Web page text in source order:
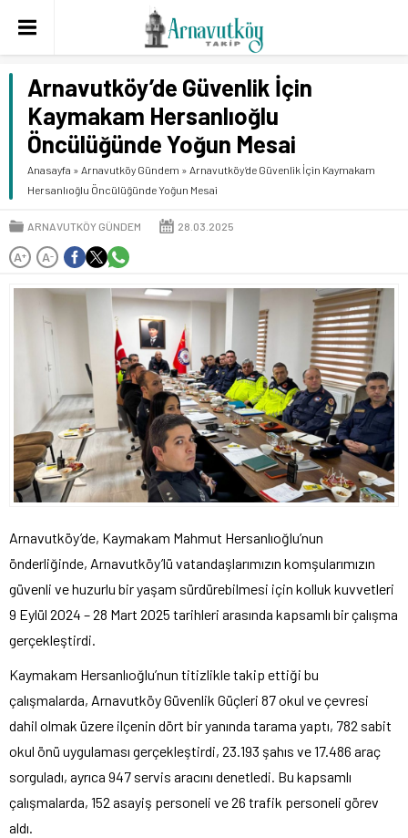
Arnavutköy’de Güvenlik İçin
Kaymakam Hersanlıoğlu
Öncülüğünde Yoğun Mesai
Anasayfa » Arnavutköy Gündem » Arnavutköy’de Güvenlik İçin Kaymakam
Hersanlıoğlu Öncülüğünde Yoğun Mesai
ARNAVUTKÖY GÜNDEM 28.03.2025
A+ A-
Arnavutköy’de, Kaymakam Mahmut Hersanlıoğlu’nun
önderliğinde, Arnavutköy’lü vatandaşlarımızın komşularımızın
güvenli ve huzurlu bir yaşam sürdürebilmesi için kolluk kuvvetleri
9 Eylül 2024 – 28 Mart 2025 tarihleri arasında kapsamlı bir çalışma
gerçekleştirdi.
Kaymakam Hersanlıoğlu’nun titizlikle takip ettiği bu
çalışmalarda, Arnavutköy Güvenlik Güçleri 87 okul ve çevresi
dahil olmak üzere ilçenin dört bir yanında tarama yaptı, 782 sabit
okul önü uygulaması gerçekleştirdi, 23.193 şahıs ve 17.486 araç
sorguladı, ayrıca 947 servis aracını denetledi. Bu kapsamlı
çalışmalarda, 152 asayiş personeli ve 26 trafik personeli görev
aldı.